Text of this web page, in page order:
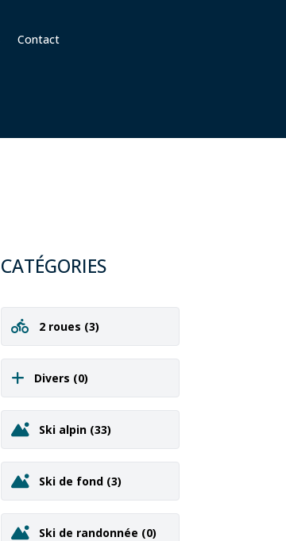
Contact
CATÉGORIES
2 roues (3)
Divers (0)
Ski alpin (33)
Ski de fond (3)
Ski de randonnée (0)